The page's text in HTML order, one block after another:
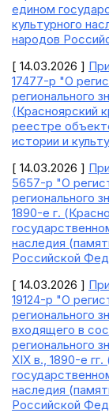
едином
культурного
народов
[ 14.03.2026 ]
17477-р "О
регионального
(Красноярский
реестре
истории и
[ 14.03.2026 ]
5657-р "О
регионального
1890-е г.
наследия
Российской
[ 14.03.2026 ]
19124-р "О
регионального
входящего в
регионального
XIX в., 1890-е
наследия
Российской